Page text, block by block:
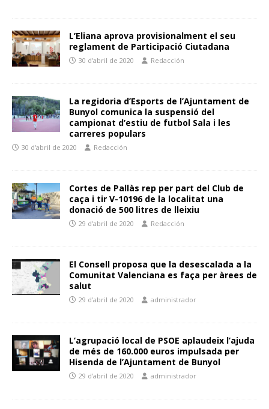
L’Eliana aprova provisionalment el seu
reglament de Participació Ciutadana
30 d'abril de 2020 Redacción
La regidoria d’Esports de l’Ajuntament de
Bunyol comunica la suspensió del
campionat d’estiu de futbol Sala i les
carreres populars
30 d'abril de 2020 Redacción
Cortes de Pallàs rep per part del Club de
caça i tir V-10196 de la localitat una
donació de 500 litres de lleixiu
29 d'abril de 2020 Redacción
El Consell proposa que la desescalada a la
Comunitat Valenciana es faça per àrees de
salut
29 d'abril de 2020 administrador
L’agrupació local de PSOE aplaudeix l’ajuda
de més de 160.000 euros impulsada per
Hisenda de l’Ajuntament de Bunyol
29 d'abril de 2020 administrador